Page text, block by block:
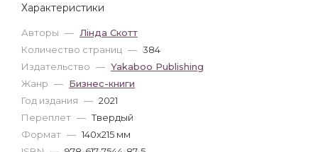
Характеристики
Авторы — Лінда Скотт
Количество страниц — 384
Издательство — Yakaboo Publishing
Жанр — Бизнес-книги
Год издания — 2021
Переплет — Твердый
Формат — 140x215 мм